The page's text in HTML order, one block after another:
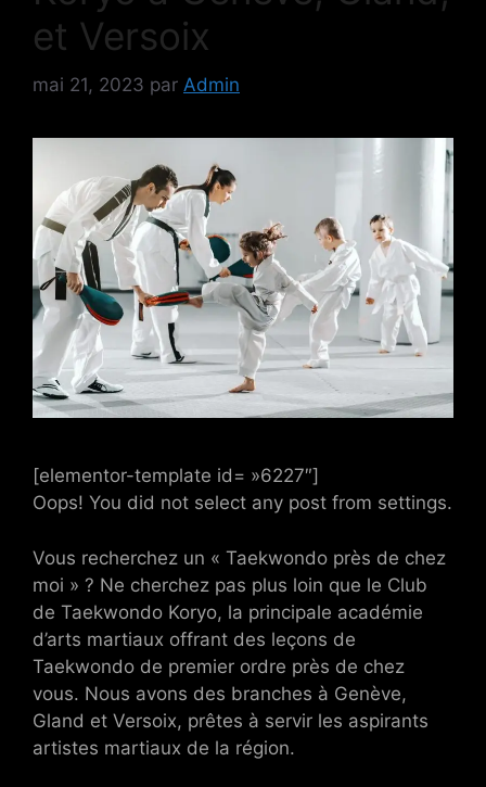
et Versoix
mai 21, 2023 par Admin
[elementor-template id= »6227″]
Oops! You did not select any post from settings.
Vous recherchez un « Taekwondo près de chez
moi » ? Ne cherchez pas plus loin que le Club
de Taekwondo Koryo, la principale académie
d’arts martiaux offrant des leçons de
Taekwondo de premier ordre près de chez
vous. Nous avons des branches à Genève,
Gland et Versoix, prêtes à servir les aspirants
artistes martiaux de la région.